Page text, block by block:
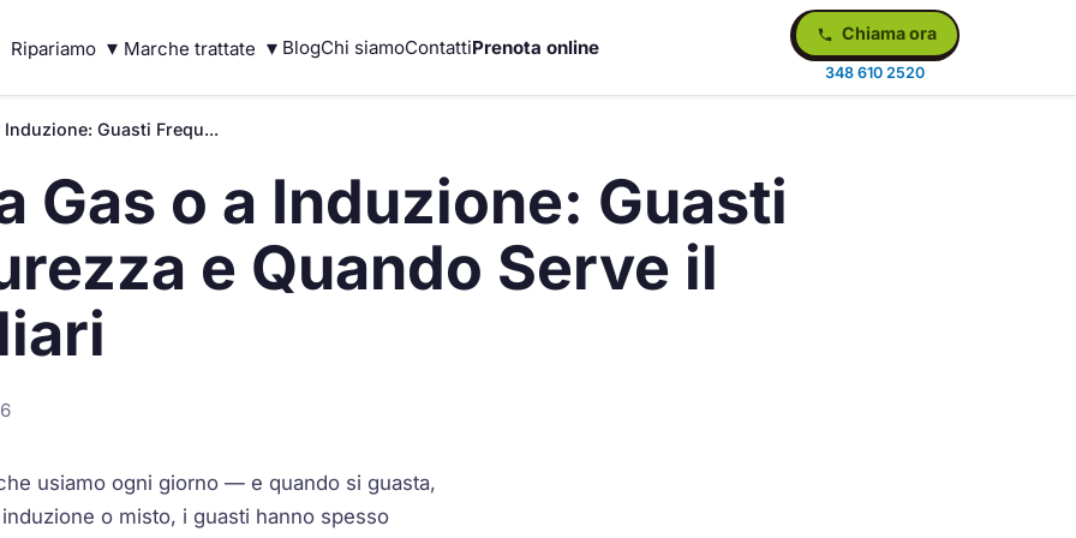
Ripariamo ▾ Marche trattate ▾ BlogChi siamoContattiPrenota online
Chiama ora
348 610 2520
Guasti Frequ...
Gas o a Induzione: Guasti
e Quando Serve il
usiamo ogni giorno — e quando si guasta,
o misto, i guasti hanno spesso